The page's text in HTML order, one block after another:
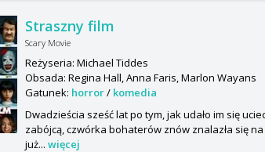
Straszny film
Scary Movie
Reżyseria: Michael Tiddes
Obsada: Regina Hall, Anna Faris, Marlon Wayans
Gatunek: horror/ komedia
Dwadzieścia sześć lat po tym, jak udało im się
zabójcą, czwórka bohaterów znów znalazła się
już...więcej